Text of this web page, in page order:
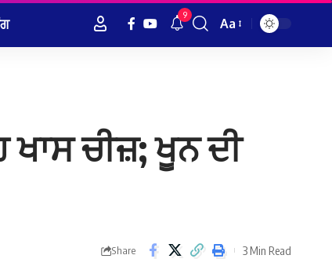
9
Font
Aa
ਚੀਜ਼; ਖੂਨ ਦੀ
Share 3 Min Read